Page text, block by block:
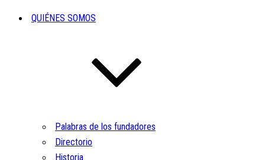
QUIÉNES SOMOS
Palabras de los fundadores
Directorio
Historia